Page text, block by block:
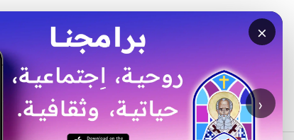
×
›